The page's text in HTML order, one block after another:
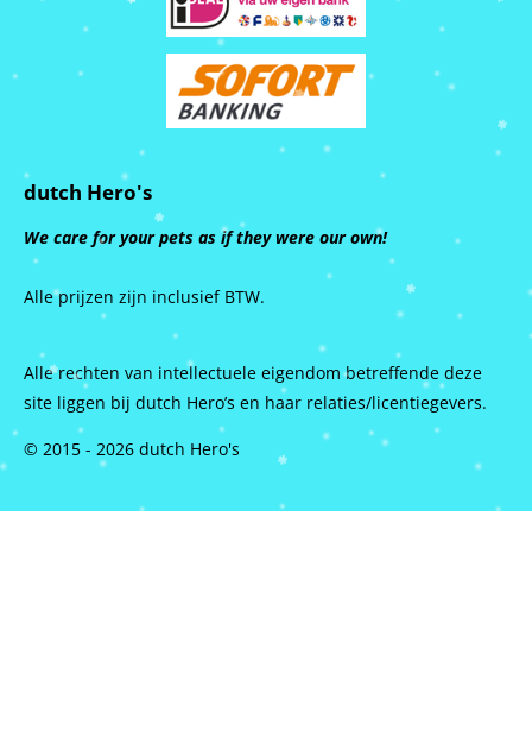
dutch Hero's
We care for your pets as if they were our own!
Alle prijzen zijn inclusief BTW.
Alle rechten van intellectuele eigendom betreffende deze
site liggen bij dutch Hero’s en haar relaties/licentiegevers.
© 2015 - 2026 dutch Hero's